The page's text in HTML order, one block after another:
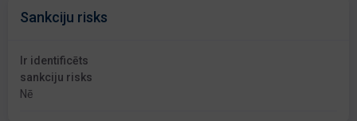
Sankciju risks
Ir identificēts
sankciju risks
Nē